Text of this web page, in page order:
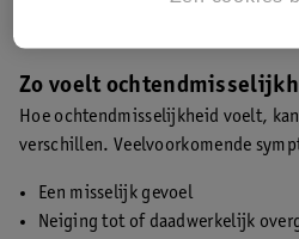
Zo voelt
Hoe ochtendmisselijkheid voelt,
verschillen. Veelvoorkomende
Een misselijk gevoel
Neiging tot of daadwerkelijk